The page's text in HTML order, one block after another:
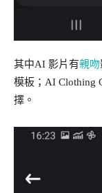
其中AI 影片有親吻
模板；AI Clothing
擇。